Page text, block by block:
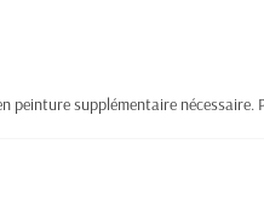
peinture supplémentaire